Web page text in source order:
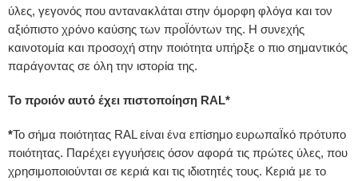
ύλες, γεγονός που αντανακλάται στην όμορφη φλόγα και τον
αξιόπιστο χρόνο καύσης των προΪόντων της. Η συνεχής
καινοτομία και προσοχή στην ποιότητα υπήρξε ο πιο σημαντικός
παράγοντας σε όλη την ιστορία της.
Το προιόν αυτό έχει πιστοποίηση RAL*
*Το σήμα ποιότητας RAL είναι ένα επίσημο ευρωπαΪκό πρότυπο
ποιότητας. Παρέχει εγγυήσεις όσον αφορά τις πρώτες ύλες, που
χρησιμοποιούνται σε κεριά και τις ιδιοτητές τους. Κεριά με το